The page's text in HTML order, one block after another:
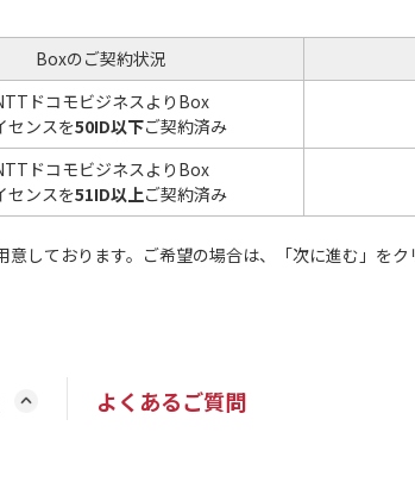
Boxのご契約状況
ドコモビジネスよりBox
センスを50ID以下ご契約済み
ドコモビジネスよりBox
センスを51ID以上ご契約済み
しております。ご希望の場合は、「次に進む」をク
よくあるご質問